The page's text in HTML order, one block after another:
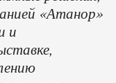
«Атанор»
и